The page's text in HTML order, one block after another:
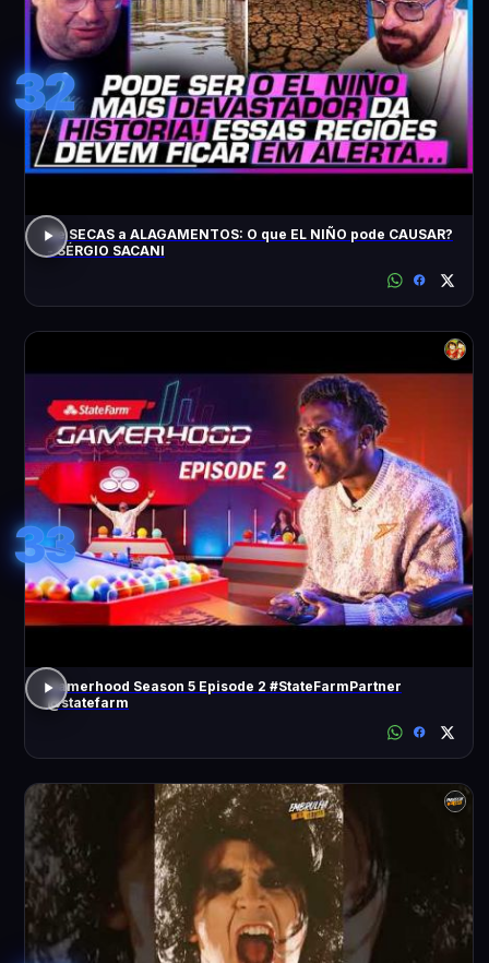
32
De SECAS a ALAGAMENTOS: O que EL NIÑO pode CAUSAR?
- SÉRGIO SACANI
33
Gamerhood Season 5 Episode 2 #StateFarmPartner
@statefarm